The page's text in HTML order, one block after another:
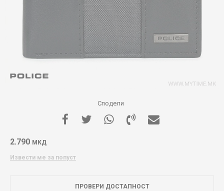
Сподели
2.790 МКД
Извести ме за попуст
ПРОВЕРИ ДОСТАПНОСТ